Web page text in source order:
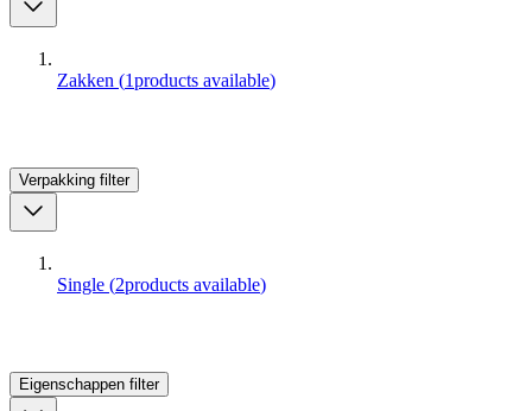
Zakken (1products available)
Verpakking filter
Single (2products available)
Eigenschappen filter